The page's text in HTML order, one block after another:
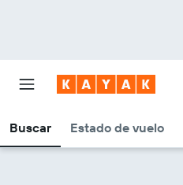
Buscar Estado de vuelo